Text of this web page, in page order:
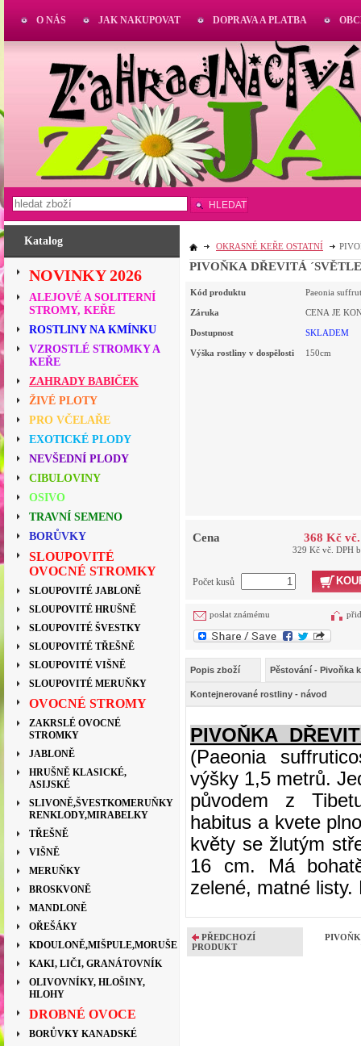
Katalog
NOVINKY 2026
ALEJOVÉ A SOLITERNÍ
STROMY, KEŘE
ROSTLINY NA KMÍNKU
VZROSTLÉ STROMKY A
KEŘE
ZAHRADY BABIČEK
ŽIVÉ PLOTY
PRO VČELAŘE
EXOTICKÉ PLODY
NEVŠEDNÍ PLODY
CIBULOVINY
OSIVO
TRAVNÍ SEMENO
BORŮVKY
SLOUPOVITÉ
OVOCNÉ STROMKY
SLOUPOVITÉ JABLONĚ
SLOUPOVITÉ HRUŠNĚ
SLOUPOVITÉ ŠVESTKY
SLOUPOVITÉ TŘEŠNĚ
SLOUPOVITÉ VIŠNĚ
SLOUPOVITÉ MERUŇKY
OVOCNÉ STROMY
ZAKRSLÉ OVOCNÉ
STROMKY
JABLONĚ
HRUŠNĚ KLASICKÉ,
ASIJSKÉ
SLIVONĚ,ŠVESTKOMERUŇKY
RENKLODY,MIRABELKY
TŘEŠNĚ
VIŠNĚ
MERUŇKY
BROSKVONĚ
MANDLONĚ
OŘEŠÁKY
KDOULONĚ,MIŠPULE,MORUŠE
KAKI, LIČI, GRANÁTOVNÍK
OLIVOVNÍKY, HLOŠINY,
HLOHY
DROBNÉ OVOCE
BORŮVKY KANADSKÉ
OKRASNÉ KEŘE OSTATNÍ
PIVOŇKA
Kód produktu Paeonia
Záruka CENA JE
Dostupnost SKLADEM
Výška rostliny v dospělosti 150cm
Cena 368 Kč
329 Kč vč. DPH
Počet kusů
poslat známému
Popis zboží Pěstování - Pivoňka
Kontejnerované rostliny - návod
PIVOŇKA
(Paeonia
výšky 1,5 metrů.
původem z
habitus a kvete
květy se žlutým
16 cm. Má
zelené, matné
PŘEDCHOZÍ
PRODUKT
O NÁS JAK NAKUPOVAT DOPRAVA A PLATBA
HLEDAT